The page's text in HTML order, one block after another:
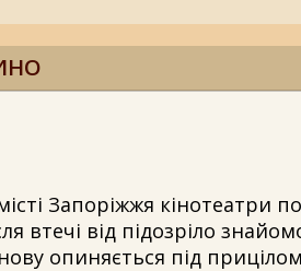
Запоріжжя кінотеатри
втечі від підозріло
опиняється під